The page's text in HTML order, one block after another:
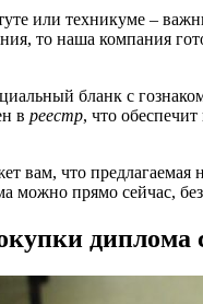
или техникуме –
то наша компания
бланк с
в реестр, что
вам, что предлагаемая
можно прямо сейчас,
диплома